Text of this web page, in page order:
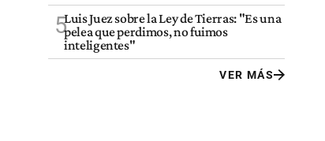
5Luis Juez sobre la Ley de Tierras: "Es una
pelea que perdimos, no fuimos
inteligentes"
VER MÁS